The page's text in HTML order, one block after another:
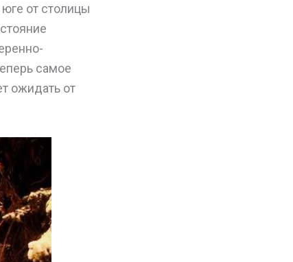
от столицы
самое
ожидать от